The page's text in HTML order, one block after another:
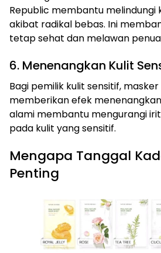
Republic membantu melindungi
akibat radikal bebas. Ini
tetap sehat dan melawan
6. Menenangkan Kulit
Bagi pemilik kulit sensitif,
memberikan efek
alami membantu mengurangi
pada kulit yang sensitif.
Mengapa Tanggal
Penting